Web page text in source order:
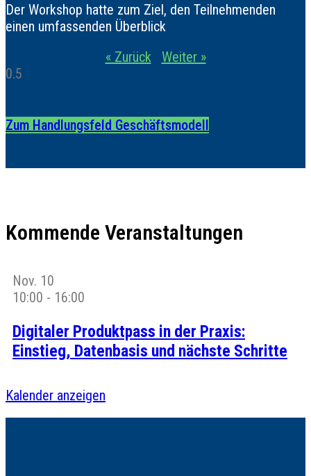
Der Workshop hatte zum Ziel, den Teilnehmenden
einen umfassenden Überblick
« Zurück
Weiter »
Zum Handlungsfeld Geschäftsmodell
Kommende Veranstaltungen
Nov. 10
10:00 - 16:00
Digitaler Produktpass in der Praxis:
Einstieg, Datenbasis und nächste Schritte
Kalender anzeigen